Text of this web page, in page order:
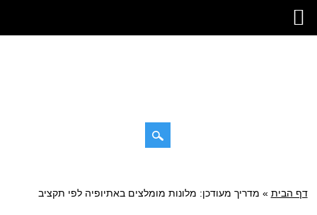
לתוכן
דף הבית » מדריך מעודכן: מלונות מומלצים באתיופיה לפי תקציב